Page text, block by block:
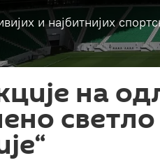
и најбитнијих
на